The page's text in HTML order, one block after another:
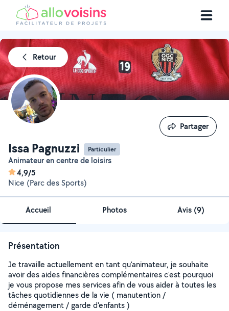
Retour
Issa Pagnuzzi Particulier
Animateur en centre de loisirs
4,9/5
Nice (Parc des Sports)
Partager
Partager
Accueil Photos Avis (9)
Présentation
Je travaille actuellement en tant qu'animateur, je souhaite
avoir des aides financières complémentaires c'est pourquoi
je vous propose mes services afin de vous aider à toutes les
tâches quotidiennes de la vie ( manutention /
déménagement / garde d'enfants )